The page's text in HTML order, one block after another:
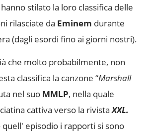
hanno stilato la loro classifica delle
rilasciate da Eminem durante
(dagli esordi fino ai giorni nostri).
che molto probabilmente, non
classifica la canzone “Marshall
nel suo MMLP, nella quale
cattiva verso la rivistaXXL.
episodio i rapporti si sono